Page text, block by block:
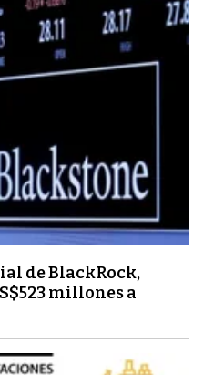
de BlackRock,
millones a